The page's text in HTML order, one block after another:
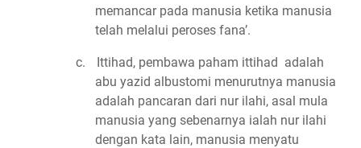
memancar pada manusia ketika manusia
telah melalui peroses fana’.
c. Ittihad, pembawa paham ittihad adalah
abu yazid albustomi menurutnya manusia
adalah pancaran dari nur ilahi, asal mula
manusia yang sebenarnya ialah nur ilahi
dengan kata lain, manusia menyatu